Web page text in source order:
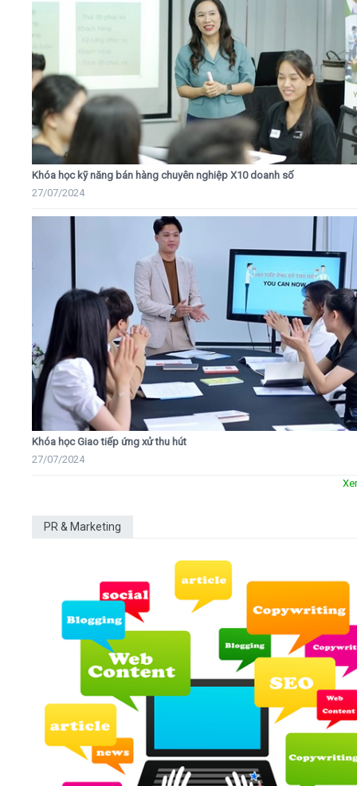
Khóa học kỹ năng bán hàng chuyên nghiệp X10 doanh số
27/07/2024
Khóa học Giao tiếp ứng xử thu hút
27/07/2024
PR & Marketing